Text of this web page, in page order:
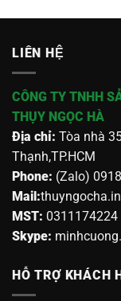
LIÊN HỆ
CÔNG TY TNHH
THỤY NGỌC HÀ
Địa chỉ: Tòa nhà
Thạnh,TP.HCM
Phone: (Zalo)
Mail:
MST: 0311174224
Skype:
HỖ TRỢ KHÁCH